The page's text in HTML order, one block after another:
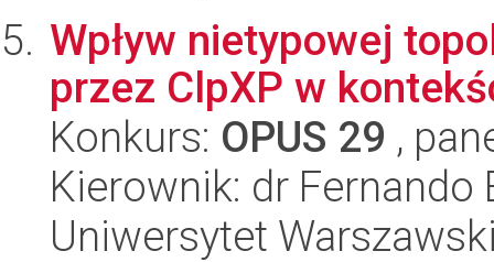
Wpływ nietypowej
przez ClpXP w
Konkurs: OPUS 29 ,
Kierownik: dr Fernando
Uniwersytet